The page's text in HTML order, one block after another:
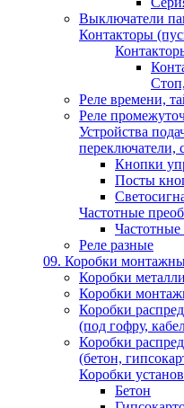
Выключатели
Контакторы
Реле времени,
Реле
Устройства
переключатели,
Кнопки
Посты
Частотные
Частотные
Реле разные
09. Коробки
Коробки
Коробки
Коробки
(под гофру,
Коробки
(бетон,
Коробки
Бетон